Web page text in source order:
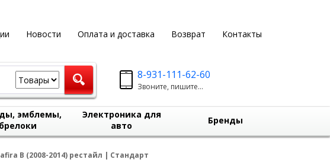
Новости Оплата и доставка Возврат Контакты
8-931-111-62-60
Звоните, пишите...
эмблемы,
брелоки
Электроника для
авто
Бренды
B (2008-2014) рестайл | Стандарт